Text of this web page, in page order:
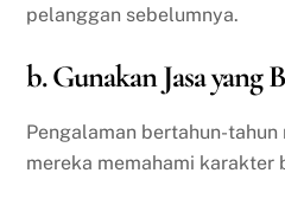
pelanggan sebelumnya.
b. Gunakan Jasa yang
Pengalaman bertahun-
mereka memahami karakter